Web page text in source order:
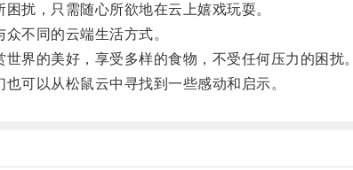
，只需随心所欲地在云上嬉戏玩耍。
不同的云端生活方式。
的美好，享受多样的食物，不受任何压力的困扰。
以从松鼠云中寻找到一些感动和启示。